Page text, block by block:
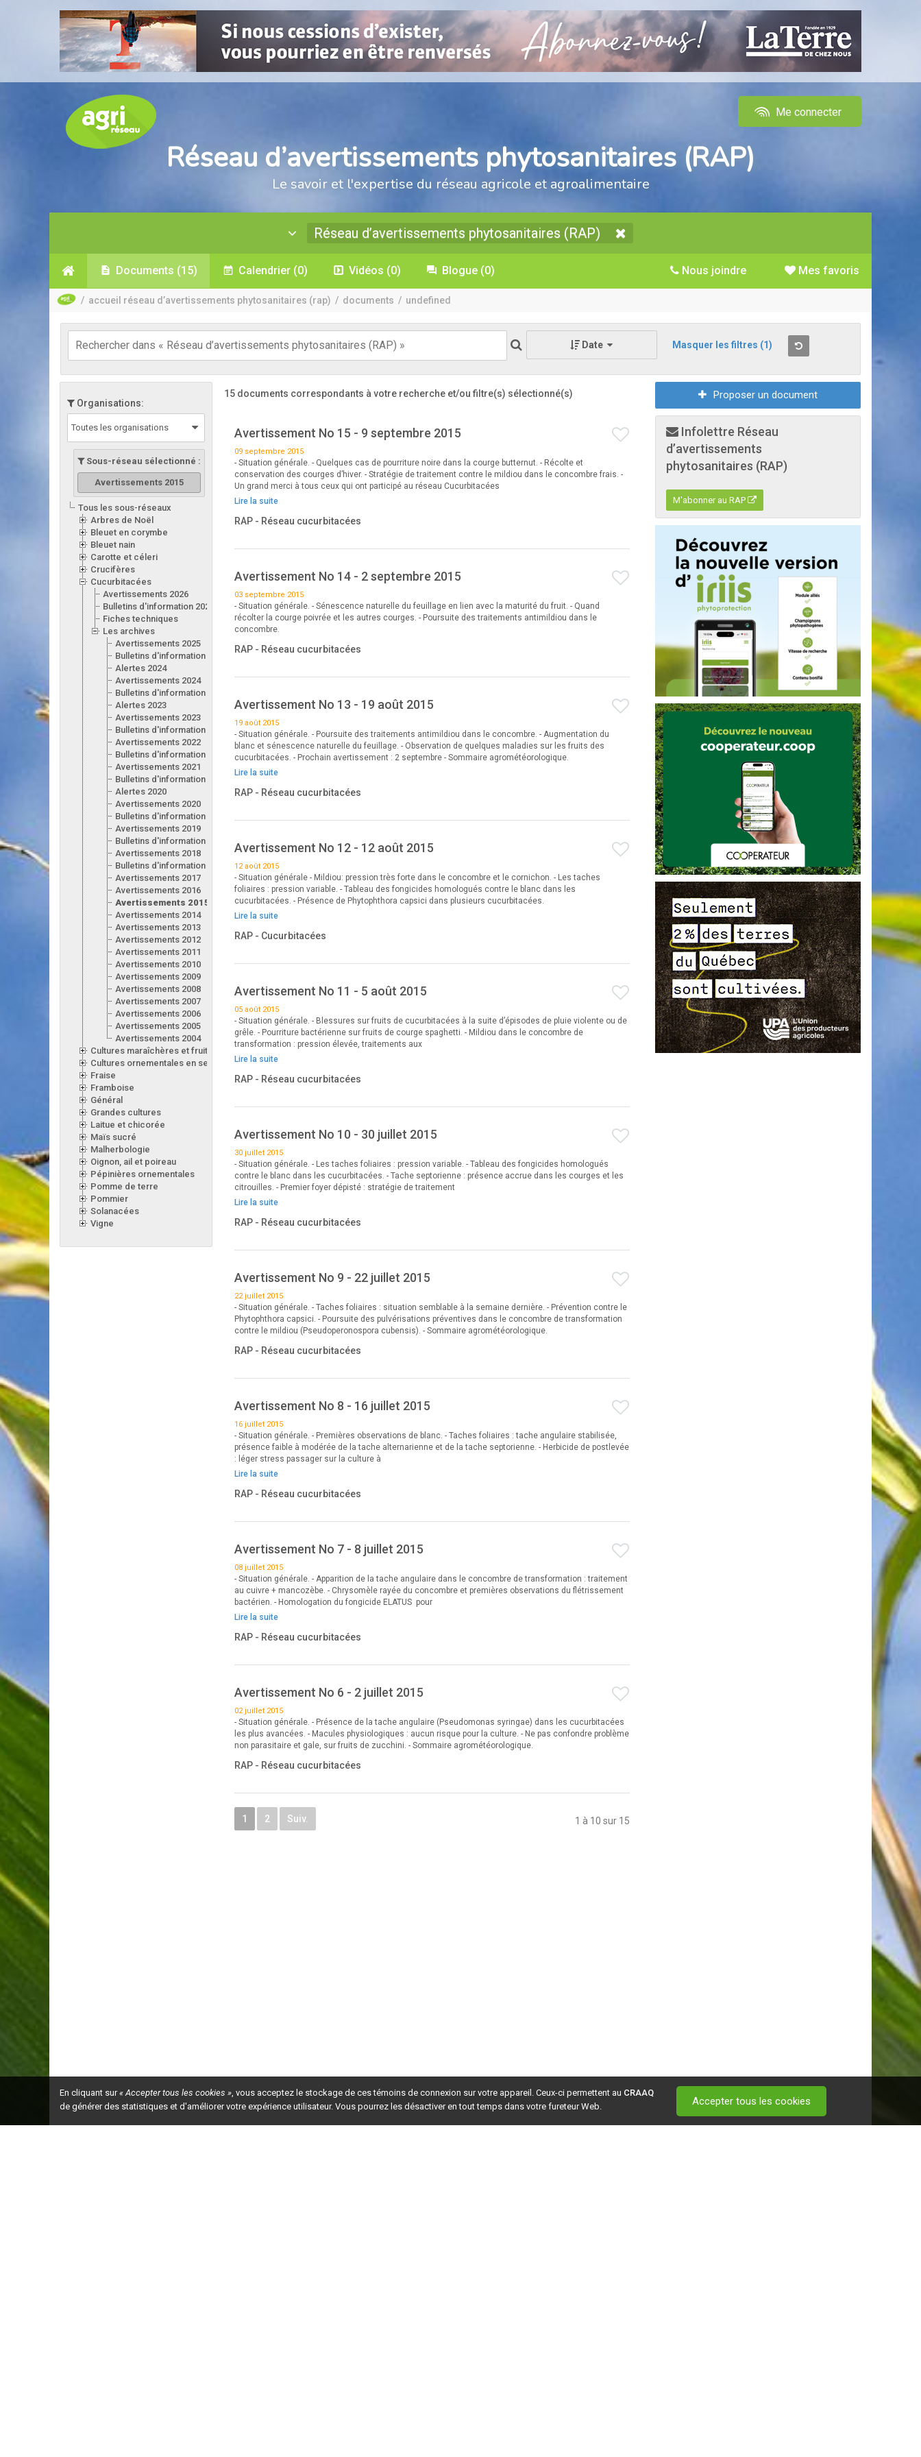
Me connecter
Réseau d’avertissements phytosanitaires (RAP)
Le savoir et l'expertise du réseau agricole et agroalimentaire
Réseau d’avertissements phytosanitaires (RAP)
Documents (15) Calendrier (0) Vidéos (0) Blogue (0) Mes favoris
Nous joindre
/ accueil réseau d’avertissements phytosanitaires (rap) / documents / undefined
Date Masquer les filtres (1)
Organisations:
Toutes les organisations
Sous-réseau sélectionné :
Avertissements 2015
Tous les sous-réseaux
Arbres de Noël
Bleuet en corymbe
Bleuet nain
Carotte et céleri
Crucifères
Cucurbitacées
Avertissements 2026
Bulletins d'information 2026
Fiches techniques
Les archives
Avertissements 2025
Bulletins d'information 2025
Alertes 2024
Avertissements 2024
Bulletins d'information 2024
Alertes 2023
Avertissements 2023
Bulletins d'information 2023
Avertissements 2022
Bulletins d'information 2022
Avertissements 2021
Bulletins d'information 2021
Alertes 2020
Avertissements 2020
Bulletins d'information 2020
Avertissements 2019
Bulletins d'information 2019
Avertissements 2018
Bulletins d'information 2018
Avertissements 2017
Avertissements 2016
Avertissements 2015
Avertissements 2014
Avertissements 2013
Avertissements 2012
Avertissements 2011
Avertissements 2010
Avertissements 2009
Avertissements 2008
Avertissements 2007
Avertissements 2006
Avertissements 2005
Avertissements 2004
Cultures maraîchères et fruitières en serre
Cultures ornementales en serre
Fraise
Framboise
Général
Grandes cultures
Laitue et chicorée
Maïs sucré
Malherbologie
Oignon, ail et poireau
Pépinières ornementales
Pomme de terre
Pommier
Solanacées
Vigne
15 documents correspondants à votre recherche et/ou filtre(s) sélectionné(s)
Avertissement No 15 - 9 septembre 2015
09 septembre 2015
- Situation générale. - Quelques cas de pourriture noire dans la courge butternut. - Récolte et
conservation des courges d’hiver. - Stratégie de traitement contre le mildiou dans le concombre frais. -
Un grand merci à tous ceux qui ont participé au réseau Cucurbitacées
Lire la suite
RAP - Réseau cucurbitacées
Avertissement No 14 - 2 septembre 2015
03 septembre 2015
- Situation générale. - Sénescence naturelle du feuillage en lien avec la maturité du fruit. - Quand
récolter la courge poivrée et les autres courges. - Poursuite des traitements antimildiou dans le
concombre.
RAP - Réseau cucurbitacées
Avertissement No 13 - 19 août 2015
19 août 2015
- Situation générale. - Poursuite des traitements antimildiou dans le concombre. - Augmentation du
blanc et sénescence naturelle du feuillage. - Observation de quelques maladies sur les fruits des
cucurbitacées. - Prochain avertissement : 2 septembre - Sommaire agrométéorologique.
Lire la suite
RAP - Réseau cucurbitacées
Avertissement No 12 - 12 août 2015
12 août 2015
- Situation générale - Mildiou: pression très forte dans le concombre et le cornichon. - Les taches
foliaires : pression variable. - Tableau des fongicides homologués contre le blanc dans les
cucurbitacées. - Présence de Phytophthora capsici dans plusieurs cucurbitacées.
Lire la suite
RAP - Cucurbitacées
Avertissement No 11 - 5 août 2015
05 août 2015
- Situation générale. - Blessures sur fruits de cucurbitacées à la suite d’épisodes de pluie violente ou de
grêle. - Pourriture bactérienne sur fruits de courge spaghetti. - Mildiou dans le concombre de
transformation : pression élevée, traitements aux
Lire la suite
RAP - Réseau cucurbitacées
Avertissement No 10 - 30 juillet 2015
30 juillet 2015
- Situation générale. - Les taches foliaires : pression variable. - Tableau des fongicides homologués
contre le blanc dans les cucurbitacées. - Tache septorienne : présence accrue dans les courges et les
citrouilles. - Premier foyer dépisté : stratégie de traitement
Lire la suite
RAP - Réseau cucurbitacées
Avertissement No 9 - 22 juillet 2015
22 juillet 2015
- Situation générale. - Taches foliaires : situation semblable à la semaine dernière. - Prévention contre le
Phytophthora capsici. - Poursuite des pulvérisations préventives dans le concombre de transformation
contre le mildiou (Pseudoperonospora cubensis). - Sommaire agrométéorologique.
RAP - Réseau cucurbitacées
Avertissement No 8 - 16 juillet 2015
16 juillet 2015
- Situation générale. - Premières observations de blanc. - Taches foliaires : tache angulaire stabilisée,
présence faible à modérée de la tache alternarienne et de la tache septorienne. - Herbicide de postlevée
: léger stress passager sur la culture à
Lire la suite
RAP - Réseau cucurbitacées
Avertissement No 7 - 8 juillet 2015
08 juillet 2015
- Situation générale. - Apparition de la tache angulaire dans le concombre de transformation : traitement
au cuivre + mancozèbe. - Chrysomèle rayée du concombre et premières observations du flétrissement
bactérien. - Homologation du fongicide ELATUS pour
Lire la suite
RAP - Réseau cucurbitacées
Avertissement No 6 - 2 juillet 2015
02 juillet 2015
- Situation générale. - Présence de la tache angulaire (Pseudomonas syringae) dans les cucurbitacées
les plus avancées. - Macules physiologiques : aucun risque pour la culture. - Ne pas confondre problème
non parasitaire et gale, sur fruits de zucchini. - Sommaire agrométéorologique.
RAP - Réseau cucurbitacées
1 2 Suiv. 1 à 10 sur 15
Proposer un document
Infolettre Réseau
d’avertissements
phytosanitaires (RAP)
M'abonner au RAP
En cliquant sur« Accepter tous les cookies », vous acceptez le stockage de ces témoins de connexion sur votre appareil. Ceux-ci permettent au CRAAQ
de générer des statistiques et d'améliorer votre expérience utilisateur. Vous pourrez les désactiver en tout temps dans votre fureteur Web.
Accepter tous les cookies